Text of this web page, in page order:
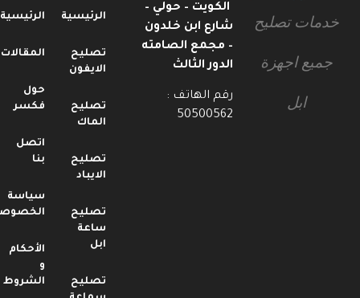
الرئيسية
المقالات
حول
فكسر
اتصل
سياسة
الخصوصية
الأحكام
الشروط
الرئيسية
تصليح
الايفون
تصليح
الماك
تصليح
الايباد
تصليح
ساعة
تصليح
الكويت – حولي –
شارع ابن خلدون
– مجمع الصامته
الدور الثالث
رقم الهاتف :
50500562
خدمات تصليح
جميع اجهزة
ابل